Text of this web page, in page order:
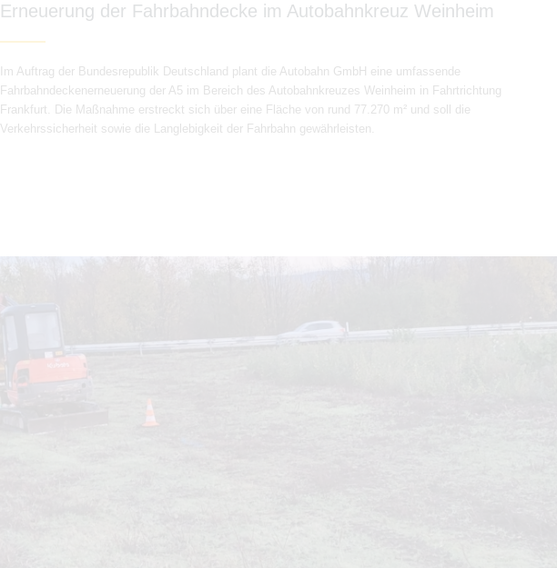
Erneuerung der Fahrbahndecke im Autobahnkreuz Weinheim
Im Auftrag der Bundesrepublik Deutschland plant die Autobahn GmbH eine umfassende
Fahrbahndeckenerneuerung der A5 im Bereich des Autobahnkreuzes Weinheim in Fahrtrichtung
Frankfurt. Die Maßnahme erstreckt sich über eine Fläche von rund 77.270 m² und soll die
Verkehrssicherheit sowie die Langlebigkeit der Fahrbahn gewährleisten.